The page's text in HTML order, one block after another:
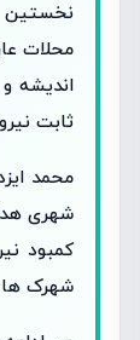
نخستین
محلات
اندیشه
ثابت
محمد
شهری
کمبود
شهرک ها